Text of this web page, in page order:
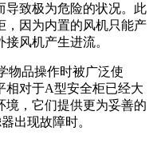
导致极为危险的状况。此
，因为内置的风机只能产
风机产生进流。
品操作时被广泛使
相对于A型安全柜已经大
境，它们提供更为妥善的
出现故障时。